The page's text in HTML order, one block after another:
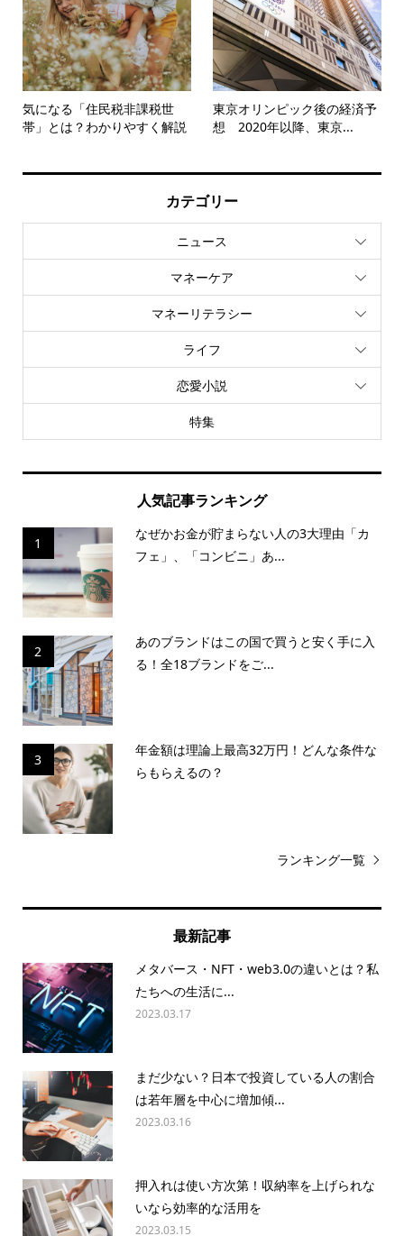
気になる「住民税非課税世
帯」とは？わかりやすく解説
東京オリンピック後の経済予
想 2020年以降、東京...
カテゴリー
ニュース
マネーケア
マネーリテラシー
ライフ
恋愛小説
特集
人気記事ランキング
1
なぜかお金が貯まらない人の3大理由「カ
フェ」、「コンビニ」あ...
2
あのブランドはこの国で買うと安く手に入
る！全18ブランドをご...
3
年金額は理論上最高32万円！どんな条件な
らもらえるの？
ランキング一覧
最新記事
メタバース・NFT・web3.0の違いとは？私
たちへの生活に...
2023.03.17
まだ少ない？日本で投資している人の割合
は若年層を中心に増加傾...
2023.03.16
押入れは使い方次第！収納率を上げられな
いなら効率的な活用を
2023.03.15